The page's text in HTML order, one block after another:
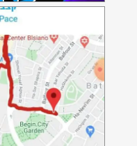
אפליקית גיוס